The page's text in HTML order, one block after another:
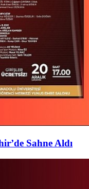
Sahne Aldı